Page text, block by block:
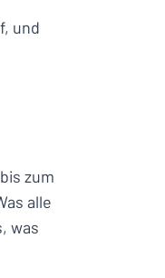
und
zum
alle
was